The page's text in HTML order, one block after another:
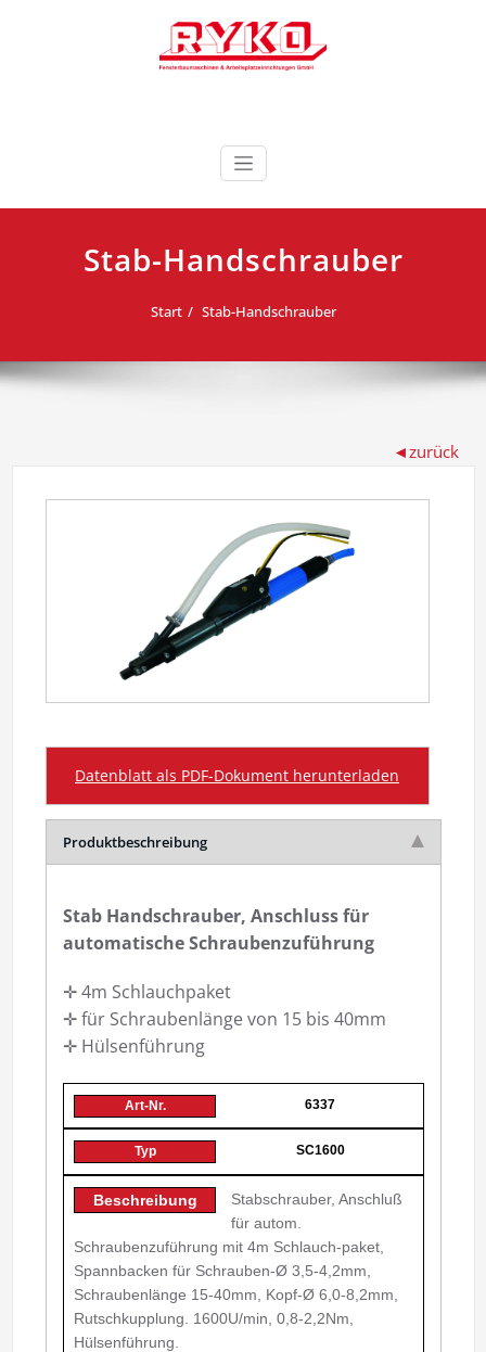
RYKO Deutschland
GmbH
Stab-Handschrauber
Start Stab-Handschrauber
Datenblatt als PDF-Dokument herunterladen
Produktbeschreibung
Stab Handschrauber, Anschluss für
automatische Schraubenzuführung
✛ 4m Schlauchpaket
✛ für Schraubenlänge von 15 bis 40mm
✛ Hülsenführung
6337
SC1600
Stabschrauber, Anschluß
für autom.
Schraubenzuführung mit 4m Schlauch-paket,
Spannbacken für Schrauben-Ø 3,5-4,2mm,
Schraubenlänge 15-40mm, Kopf-Ø 6,0-8,2mm,
Rutschkupplung. 1600U/min, 0,8-2,2Nm,
Hülsenführung.